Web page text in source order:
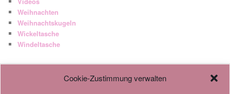
Cookie-Zustimmung verwalten
Weihnachten
Weihnachtskugeln
Wickeltasche
Windeltasche